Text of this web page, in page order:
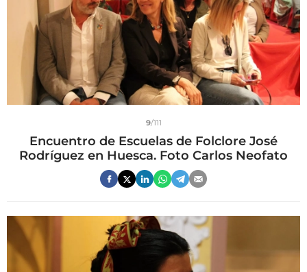
9/111
Encuentro de Escuelas de Folclore José
Rodríguez en Huesca. Foto Carlos Neofato